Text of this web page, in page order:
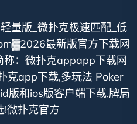
量版_微扑克极速匹配_低
最新版官方下载网
：微扑克appapp下载网
克app下载,多玩法 Poker
版和ios版客户端下载,牌局
!微扑克官方